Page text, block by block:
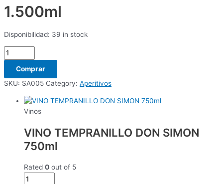
1.500ml
Disponibilidad: 39 in stock
Comprar
SKU: SA005 Category: Aperitivos
Vinos
VINO TEMPRANILLO DON SIMON
750ml
Rated 0 out of 5